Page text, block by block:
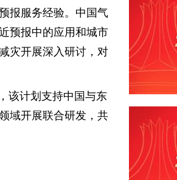
报服务经验。中国气
预报中的应用和城市
灾开展深入研讨，对
该计划支持中国与东
域开展联合研发，共